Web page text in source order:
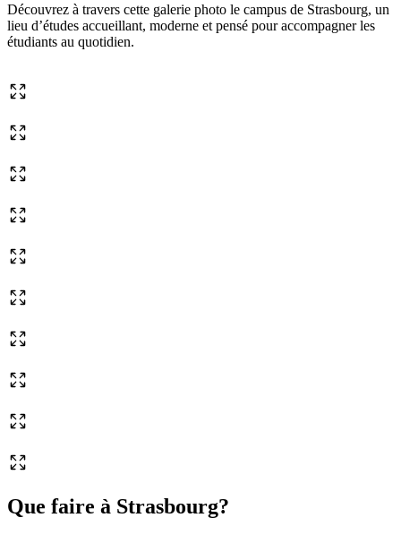
Découvrez à travers cette galerie photo le campus de Strasbourg, un
lieu d’études accueillant, moderne et pensé pour accompagner les
étudiants au quotidien.
Que faire à Strasbourg?